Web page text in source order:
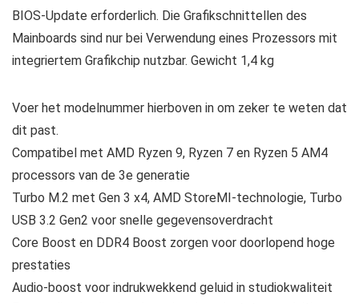
BIOS-Update erforderlich. Die Grafikschnittellen des
Mainboards sind nur bei Verwendung eines Prozessors mit
integriertem Grafikchip nutzbar. Gewicht 1,4 kg
Voer het modelnummer hierboven in om zeker te weten dat
dit past.
Compatibel met AMD Ryzen 9, Ryzen 7 en Ryzen 5 AM4
processors van de 3e generatie
Turbo M.2 met Gen 3 x4, AMD StoreMI-technologie, Turbo
USB 3.2 Gen2 voor snelle gegevensoverdracht
Core Boost en DDR4 Boost zorgen voor doorlopend hoge
prestaties
Audio-boost voor indrukwekkend geluid in studiokwaliteit